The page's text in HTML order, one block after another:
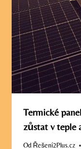
Termické
zůstat v teple
Od Řešení2Plus.cz